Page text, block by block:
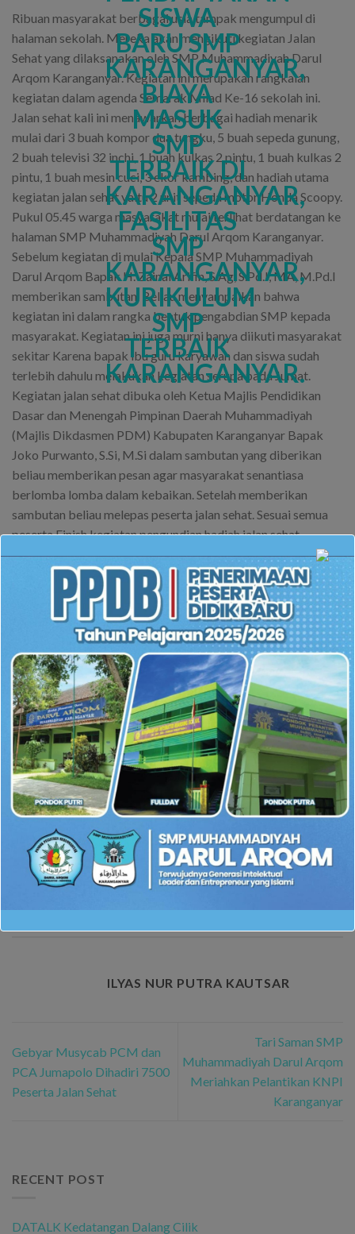
Ribuan masyarakat berbagai usia tampak mengumpul di
halaman sekolah. Mereka akan mengikuti kegiatan Jalan
Sehat yang dilaksanakan oleh SMP Muhammadiyah Darul
Arqom Karanganyar. Kegiatan ini merupakan rangkaian
kegiatan dalam agenda Semarak Milad Ke-16 sekolah ini.
Jalan sehat kali ini menawarkan berbagai hadiah menarik
mulai dari 3 buah kompor dua tungku, 5 buah sepeda gunung,
2 buah televisi 32 inchi, 1 buah kulkas 2 pintu, 1 buah kulkas 2
pintu, 1 buah mesin cuci, 3 ekor kambing, dan hadiah utama
kegiatan jalan sehat yaitu 2 unit sepeda motor Honda Scoopy.
Pukul 05.45 warga masyarakat mulai terlihat berdatangan ke
halaman SMP Muhammadiyah Darul Arqom Karanganyar.
Sebelum kegiatan di mulai Kepala SMP Muhammadiyah
Darul Arqom Bapak H. Zainal Arifin, S.Ag, S.Pd.I, MA, M.Pd.I
memberikan sambutan. Beliau menyampaikan bahwa
kegiatan ini dalam rangka bentuk pengabdian SMP kepada
masyarakat. Kegiatan ini juga murni hanya diikuti masyarakat
sekitar Karena bapak ibu guru karyawan dan siswa sudah
terlebih dahulu melakukan kegiatan serupa pada Jumat.
Kegiatan jalan sehat dibuka oleh Ketua Majlis Pendidikan
Dasar dan Menengah Pimpinan Daerah Muhammadiyah
(Majlis Dikdasmen PDM) Kabupaten Karanganyar Bapak
Joko Purwanto, S.Si, M.Si dalam sambutan yang diberikan
beliau memberikan pesan agar masyarakat senantiasa
berlomba lomba dalam kebaikan. Setelah memberikan
sambutan beliau melepas peserta jalan sehat. Sesuai semua
peserta Finish kegiatan pengundian hadiah jalan sehat
dimulai. Tampak muka muka ceria terpancar dari para
pemenang. Dua orang beruntung yang mendapatkan hadiah
motor adalah Ibu Sularni warga Ngadiluwih Kecamatan
Matesih dan saudara Abdurrahman warga Cangakan
Karanganyar. Para pemenang mengaku sangat senang karena
mendapatkan hadiah utama. Semarak Milad Ke-16 SMP
Muhammadiyah Darul Arqom Karanganyar masih akan
memiliki rangkaian kegiatan lainnya.
ILYAS NUR PUTRA KAUTSAR
Gebyar Musycab PCM dan
PCA Jumapolo Dihadiri 7500
Peserta Jalan Sehat
Tari Saman SMP
Muhammadiyah Darul Arqom
Meriahkan Pelantikan KNPI
Karanganyar
RECENT POST
DATALK Kedatangan Dalang Cilik